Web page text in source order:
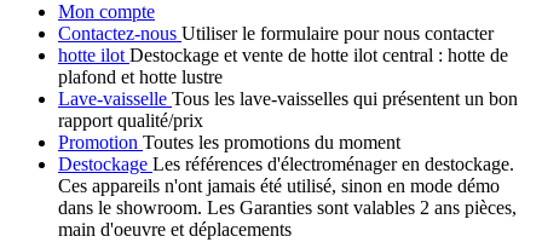
Mon compte
Contactez-nous Utiliser le formulaire pour nous contacter
hotte ilot Destockage et vente de hotte ilot central : hotte de
plafond et hotte lustre
Lave-vaisselle Tous les lave-vaisselles qui présentent un bon
rapport qualité/prix
Promotion Toutes les promotions du moment
Destockage Les références d'électroménager en destockage.
Ces appareils n'ont jamais été utilisé, sinon en mode démo
dans le showroom. Les Garanties sont valables 2 ans pièces,
main d'oeuvre et déplacements